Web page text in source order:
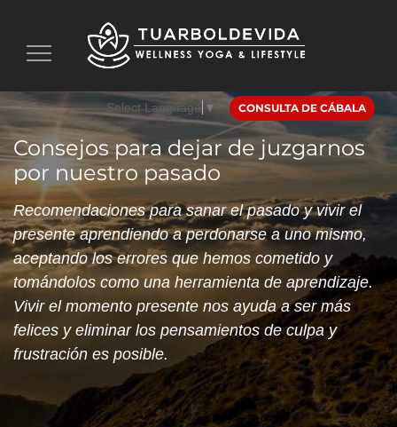
Toggle
navigation
CONSULTA DE CÁBALA
Select Language ▼
Consejos para dejar de juzgarnos
por nuestro pasado
Recomendaciones para sanar el pasado y vivir el
presente aprendiendo a perdonarse a uno mismo,
aceptando los errores que hemos cometido y
tomándolos como una herramienta de aprendizaje.
Vivir el momento presente nos ayuda a ser más
felices y eliminar los pensamientos de culpa y
frustración es posible.